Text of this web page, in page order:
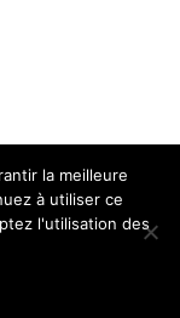
la meilleure
à utiliser ce
l'utilisation des